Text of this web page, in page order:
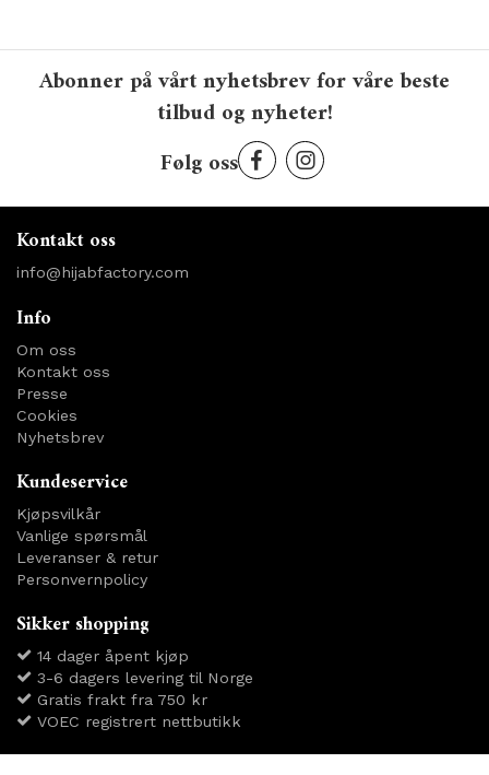
Abonner på vårt nyhetsbrev for våre beste
tilbud og nyheter!
Følg oss
Kontakt oss
info@hijabfactory.com
Info
Om oss
Kontakt oss
Presse
Cookies
Nyhetsbrev
Kundeservice
Kjøpsvilkår
Vanlige spørsmål
Leveranser & retur
Personvernpolicy
Sikker shopping
14 dager åpent kjøp
3-6 dagers levering til Norge
Gratis frakt fra 750 kr
VOEC registrert nettbutikk